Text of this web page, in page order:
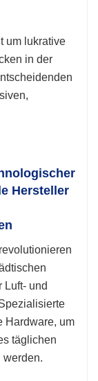
um lukrative
in der
Hersteller
Luft- und
Hardware, um
täglichen
werden.